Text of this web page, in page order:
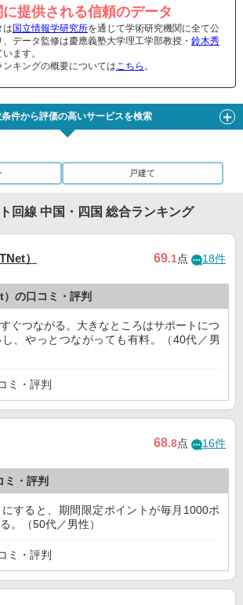
提供される信頼のデータ
は 国立情報学研究所を通じて学術研究機関に全て公
、データ監修は慶應義塾大学理工学部教授・ 鈴木秀
ます。
ンキングの概要についてはこちら 。
件から評価の高いサービスを検索
戸建て
回線 中国・四国 総合ランキング
） 69.1点 18件
の口コミ・評判
ぐつながる。大きなところはサポートにつ
、やっとつながっても有料。（40代／男
ミ・評判
68.8点 16件
ミ・評判
すると、期間限定ポイントが毎月1000ポ
。（50代／男性）
ミ・評判